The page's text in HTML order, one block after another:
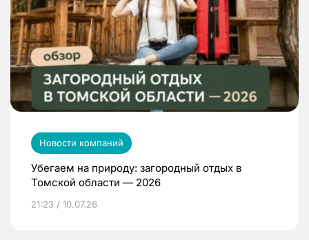
Новости компаний
Убегаем на природу: загородный отдых в
Томской области — 2026
21:23 / 10.07.26